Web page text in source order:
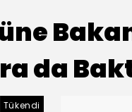
da
Tükendi